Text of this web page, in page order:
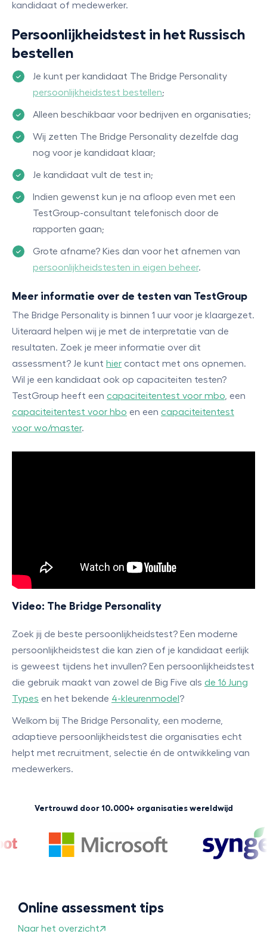
kandidaat of medewerker.
Persoonlijkheidstest in het Russisch
bestellen
Je kunt per kandidaat The Bridge Personality
persoonlijkheidstest bestellen;
Alleen beschikbaar voor bedrijven en organisaties;
Wij zetten The Bridge Personality dezelfde dag
nog voor je kandidaat klaar;
Je kandidaat vult de test in;
Indien gewenst kun je na afloop even met een
TestGroup-consultant telefonisch door de
rapporten gaan;
Grote afname? Kies dan voor het afnemen van
persoonlijkheidstesten in eigen beheer.
Meer informatie over de testen van TestGroup
The Bridge Personality is binnen 1 uur voor je klaargezet.
Uiteraard helpen wij je met de interpretatie van de
resultaten. Zoek je meer informatie over dit
assessment? Je kunt hier contact met ons opnemen.
Wil je een kandidaat ook op capaciteiten testen?
TestGroup heeft een capaciteitentest voor mbo , een
capaciteitentest voor hbo en een capaciteitentest
voor wo/master.
Video: The Bridge Personality
Zoek jij de beste persoonlijkheidstest? Een moderne
persoonlijkheidstest die kan zien of je kandidaat eerlijk
is geweest tijdens het invullen? Een persoonlijkheidstest
die gebruik maakt van zowel de Big Five als de 16 Jung
Types en het bekende 4-kleurenmodel?
Welkom bij The Bridge Personality, een moderne,
adaptieve persoonlijkheidstest die organisaties echt
helpt met recruitment, selectie én de ontwikkeling van
medewerkers.
Vertrouwd door 10.000+ organisaties wereldwijd
Online assessment tips
Naar het overzicht